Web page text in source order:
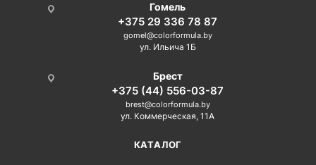
Гомель
+375 29 336 78 87
gomel@colorformula.by
ул. Ильича 1Б
Брест
+375 (44) 556-03-87
brest@colorformula.by
ул. Коммерческая, 11А
КАТАЛОГ